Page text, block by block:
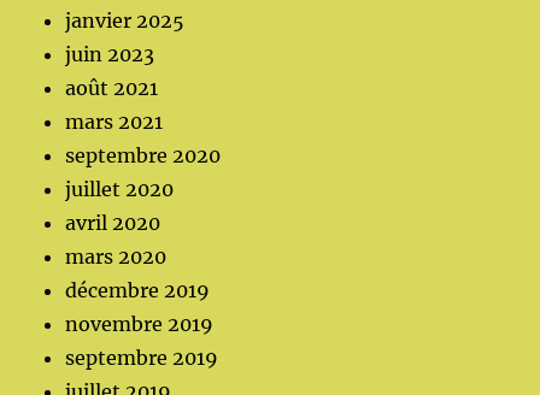
janvier 2025
juin 2023
août 2021
mars 2021
septembre 2020
juillet 2020
avril 2020
mars 2020
décembre 2019
novembre 2019
septembre 2019